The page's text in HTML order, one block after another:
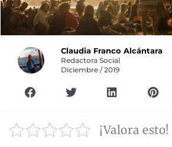
Claudia Franco Alcántara
Redactora Social
Diciembre / 2019
¡Valora esto!